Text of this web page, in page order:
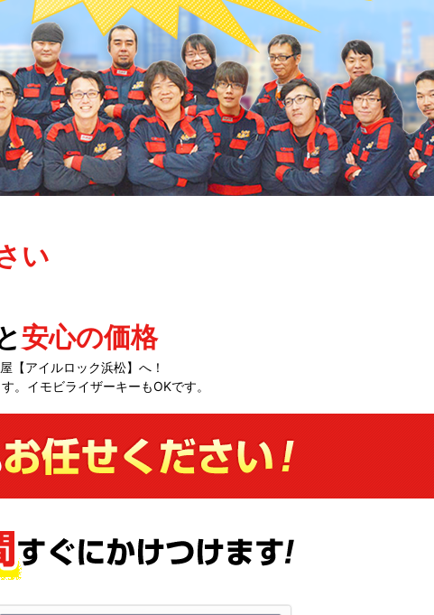
い
安心の価格
【アイルロック浜松】へ！
。イモビライザーキーもOKです。